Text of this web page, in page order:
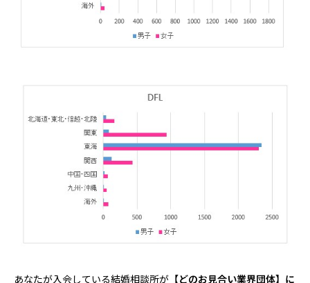
あなたが入会している結婚相談所が 【どのお見合い業界団体】に